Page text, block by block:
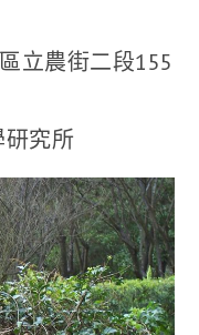
立農街二段155
研究所